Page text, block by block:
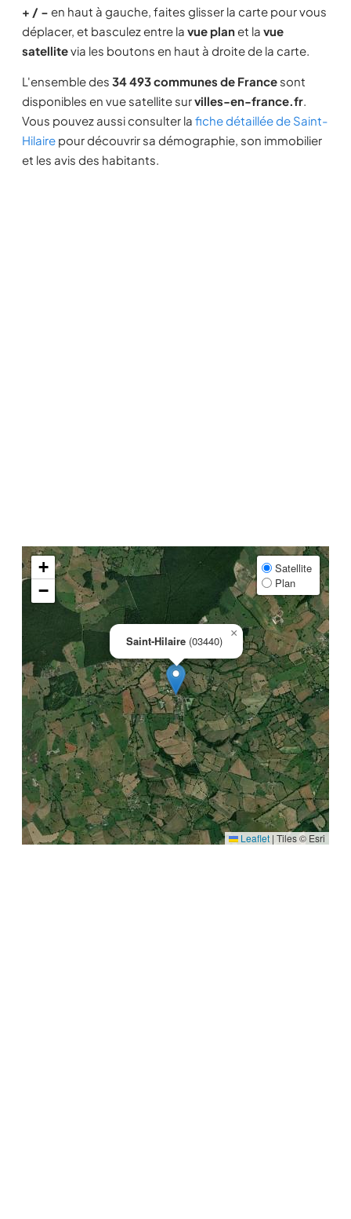
+ / − en haut à gauche, faites glisser la carte pour vous
déplacer, et basculez entre la vue planet la vue
satellitevia les boutons en haut à droite de la carte.
L'ensemble des 34 493 communes de France sont
disponibles en vue satellite survilles-en-france.fr.
Vous pouvez aussi consulter la fiche détaillée de Saint-
Hilaire pour découvrir sa démographie, son immobilier
et les avis des habitants.
Saint-Hilaire (03440)
×
+
−
Satellite
Plan
Leaflet | Tiles © Esri